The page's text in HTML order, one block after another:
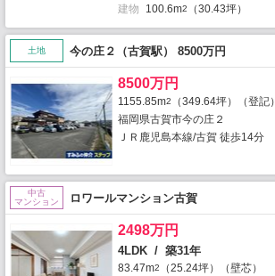
建物
100.6m2 （30.43坪）
土地 今の庄２（古賀駅） 8500万円
8500万円
1155.85m2
（349.64坪）（登記）
福岡県古賀市今の庄２
ＪＲ鹿児島本線/古賀 徒歩14分
中古
マンション
ロワールマンション古賀
2498万円
4LDK / 築31年
83.47m2
（25.24坪）（壁芯）